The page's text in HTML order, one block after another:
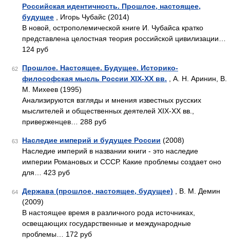
Российская идентичность. Прошлое, настоящее,
будущее , Игорь Чубайс (2014)
В новой, острополемической книге И. Чубайса кратко
представлена целостная теория российской цивилизации…
124 руб
62
Прошлое. Настоящее. Будущее. Историко-
философская мысль России XIX-XX вв. , А. Н. Аринин, В.
М. Михеев (1995)
Анализируются взгляды и мнения известных русских
мыслителей и общественных деятелей XIX-XX вв.,
приверженцев… 288 руб
63 Наследие империй и будущее России (2008)
Наследие империй в названии книги - это наследие
империи Романовых и СССР. Какие проблемы создает оно
для… 423 руб
64 Держава (прошлое, настоящее, будущее) , В. М. Демин
(2009)
В настоящее время в различного рода источниках,
освещающих государственные и международные
проблемы… 172 руб